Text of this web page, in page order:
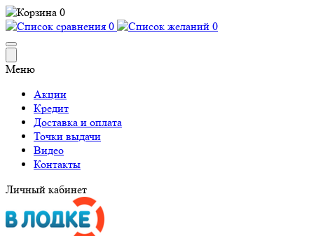
0
0
0
Меню
Акции
Кредит
Доставка и оплата
Точки выдачи
Видео
Контакты
Личный кабинет